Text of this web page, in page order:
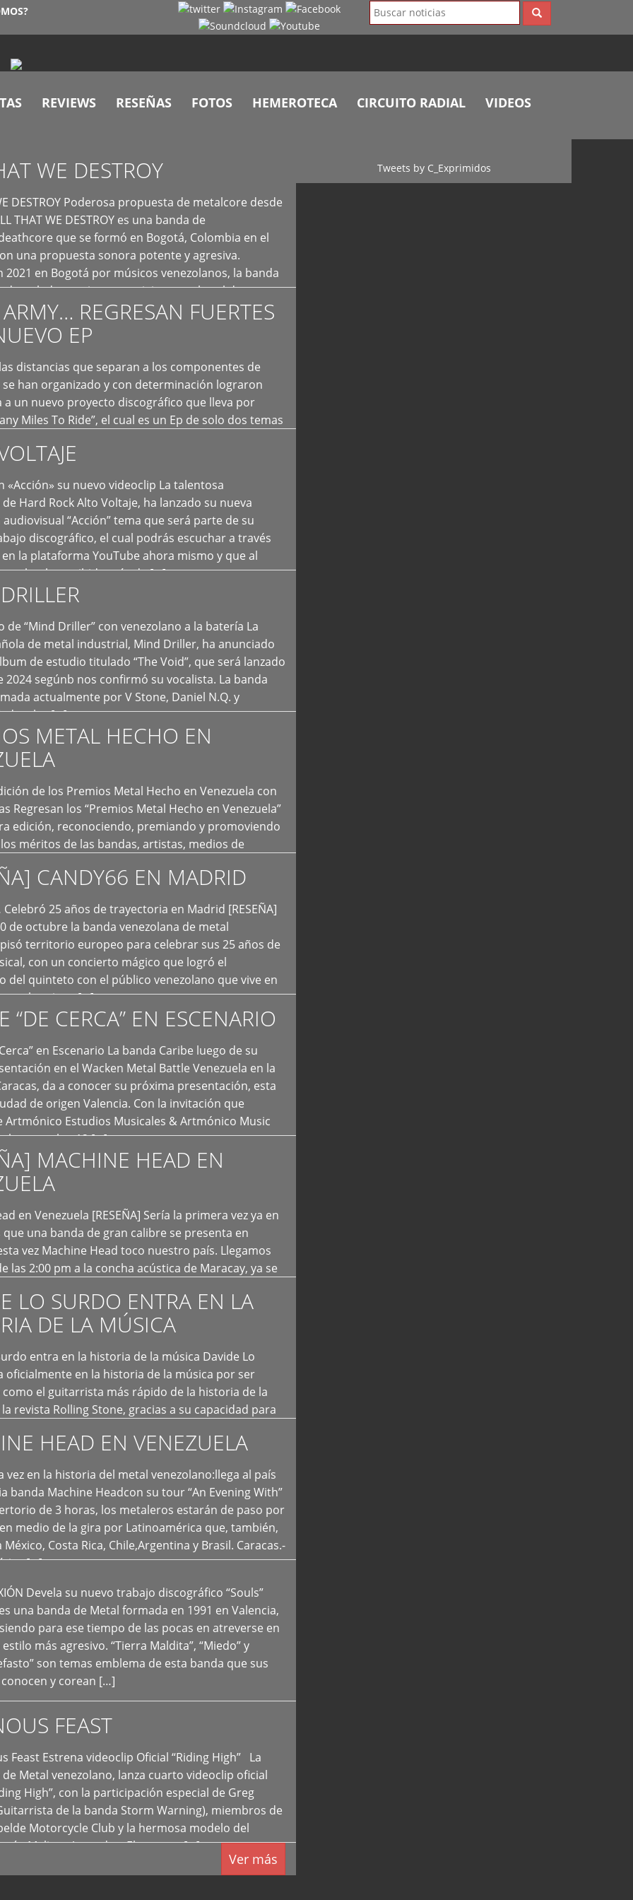
REVIEWS RESEÑAS FOTOS HEMEROTECA CIRCUITO RADIAL VIDEOS
WE DESTROY
DESTROY Poderosa propuesta de metalcore desde
THAT WE DESTROY es una banda de
que se formó en Bogotá, Colombia en el
una propuesta sonora potente y agresiva.
2021 en Bogotá por músicos venezolanos, la banda
demoledores, ritmos vertiginosos y breakdowns
creando […]REGRESAN FUERTES
EP
distancias que separan a los componentes de
se han organizado y con determinación lograron
a un nuevo proyecto discográfico que lleva por
Miles To Ride”, el cual es un Ep de solo dos temas
[…]
«Acción» su nuevo videoclip La talentosa
Hard Rock Alto Voltaje, ha lanzado su nueva
“Acción” tema que será parte de su
discográfico, el cual podrás escuchar a través
la plataforma YouTube ahora mismo y que al
ya ha recibido más de […]
de “Mind Driller” con venezolano a la batería La
de metal industrial, Mind Driller, ha anunciado
de estudio titulado “The Void”, que será lanzado
2024 segúnb nos confirmó su vocalista. La banda
actualmente por V Stone, Daniel N.Q. y
a las […]
METAL HECHO EN
de los Premios Metal Hecho en Venezuela con
Regresan los “Premios Metal Hecho en Venezuela”
edición, reconociendo, premiando y promoviendo
méritos de las bandas, artistas, medios de
tendencias del metal y […]
CANDY66 EN MADRID
Celebró 25 años de trayectoria en Madrid [RESEÑA]
de octubre la banda venezolana de metal
territorio europeo para celebrar sus 25 años de
con un concierto mágico que logró el
del quinteto con el público venezolano que vive en
que los sigue […]
“DE CERCA” EN ESCENARIO
en Escenario La banda Caribe luego de su
en el Wacken Metal Battle Venezuela en la
da a conocer su próxima presentación, esta
de origen Valencia. Con la invitación que
Artmónico Estudios Musicales & Artmónico Music
cumplen 12 […]
MACHINE HEAD EN
en Venezuela [RESEÑA] Sería la primera vez ya en
una banda de gran calibre se presenta en
vez Machine Head toco nuestro país. Llegamos
las 2:00 pm a la concha acústica de Maracay, ya se
LO SURDO ENTRA EN LA
DE LA MÚSICA
entra en la historia de la música Davide Lo
oficialmente en la historia de la música por ser
el guitarrista más rápido de la historia de la
revista Rolling Stone, gracias a su capacidad para
HEAD EN VENEZUELA
vez en la historia del metal venezolano:llega al país
banda Machine Headcon su tour “An Evening With”
de 3 horas, los metaleros estarán de paso por
medio de la gira por Latinoamérica que, también,
México, Costa Rica, Chile,Argentina y Brasil. Caracas.-
[…]
Devela su nuevo trabajo discográfico “Souls”
una banda de Metal formada en 1991 en Valencia,
para ese tiempo de las pocas en atreverse en
más agresivo. “Tierra Maldita”, “Miedo” y
son temas emblema de esta banda que sus
y corean […]
FEAST
Feast Estrena videoclip Oficial “Riding High” La
Metal venezolano, lanza cuarto videoclip oficial
High”, con la participación especial de Greg
de la banda Storm Warning), miembros de
Motorcycle Club y la hermosa modelo del
Melissa Acevedo. El potente […]
Ver más
Tweets by C_Exprimidos